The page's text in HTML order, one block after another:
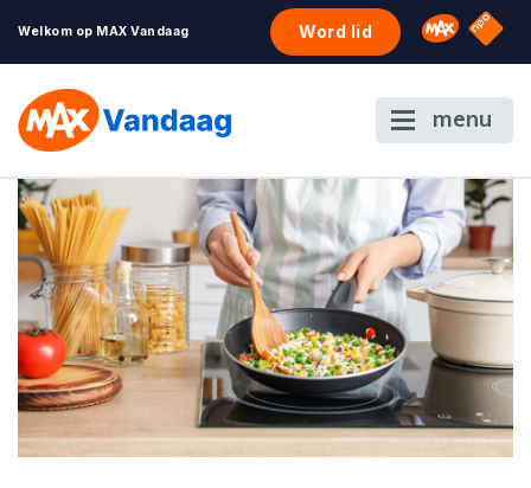
Welkom op MAX Vandaag Word lid Omroep
NPO
menu